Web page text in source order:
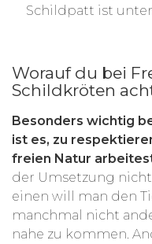
Schildpatt ist
Worauf du bei
Schildkröten
Besonders wichtig
ist es, zu
freien Natur
der Umsetzung
einen will man den
manchmal nicht
nahe zu kommen.